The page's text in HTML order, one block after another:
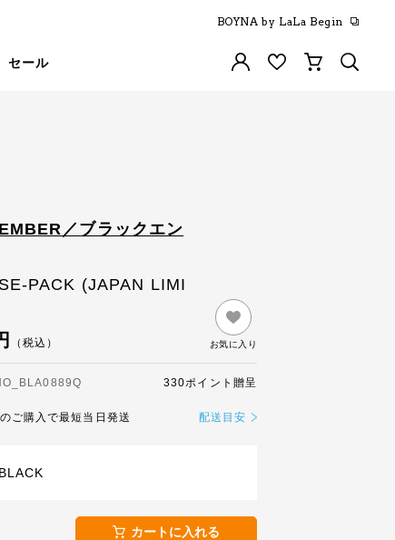
セール
BOYNA by LaLa Begin
／ブラックエン
PACK (JAPAN LIMI
（税込） お気に入り
330ポイント贈呈
ご購入で最短当日発送 配送目安
BLACK
カートに入れる